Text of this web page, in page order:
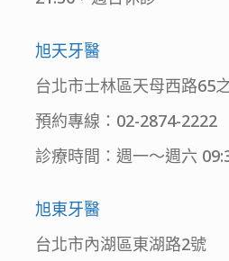
旭天牙醫
台北市士林區天母西路65
預約專線：02-2874-2222
診療時間：週一～週六
旭東牙醫
台北市內湖區東湖路2號